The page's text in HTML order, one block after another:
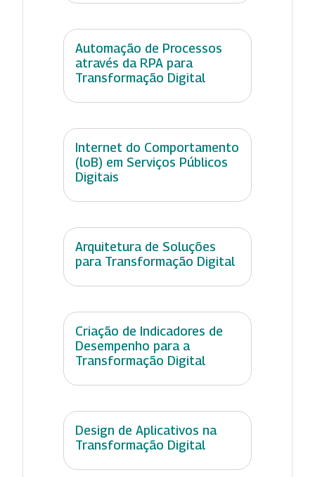
Automação de Processos
através da RPA para
Transformação Digital
Internet do Comportamento
(loB) em Serviços Públicos
Digitais
Arquitetura de Soluções
para Transformação Digital
Criação de Indicadores de
Desempenho para a
Transformação Digital
Design de Aplicativos na
Transformação Digital